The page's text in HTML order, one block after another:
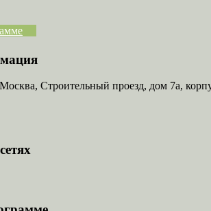
Строительный проезд, дом 7а,